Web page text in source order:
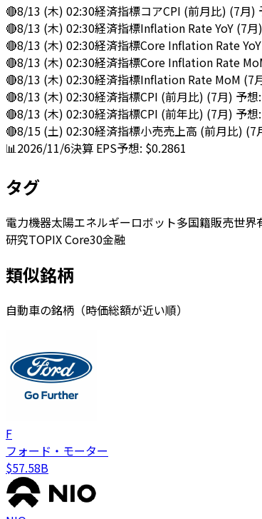
🔴8/13 (木) 02:30経済指標コアCPI (前月比) (7月)
🔴8/13 (木) 02:30経済指標Inflation Rate YoY (7
🔴8/13 (木) 02:30経済指標Core Inflation Rate
🔴8/13 (木) 02:30経済指標Core Inflation Rate
🔴8/13 (木) 02:30経済指標Inflation Rate MoM (7
🔴8/13 (木) 02:30経済指標CPI (前月比) (7月) 予想
🔴8/13 (木) 02:30経済指標CPI (前年比) (7月) 予想
🔴8/15 (土) 02:30経済指標小売売上高 (前月比) (7
📊2026/11/6決算 EPS予想: $0.2861
タグ
電力機器太陽エネルギーロボット多国籍販売世界
研究TOPIX Core30金融
類似銘柄
自動車の銘柄（時価総額が近い順）
F
フォード・モーター
$57.58B